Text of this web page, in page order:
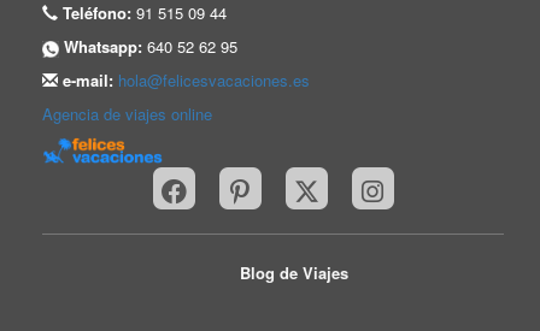
Teléfono: 91 515 09 44
Whatsapp: 640 52 62 95
e-mail: hola@felicesvacaciones.es
Agencia de viajes online
Blog de Viajes